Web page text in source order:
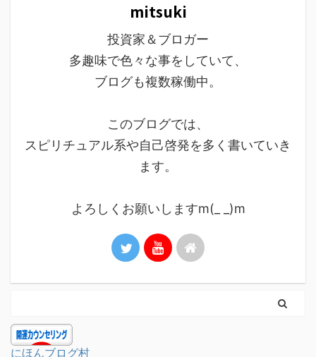
mitsuki
投資家＆ブロガー
多趣味で色々な事をしていて、
ブログも複数稼働中。
このブログでは、
スピリチュアル系や自己啓発を多く書いていき
ます。
よろしくお願いしますm(_ _)m
にほんブログ村